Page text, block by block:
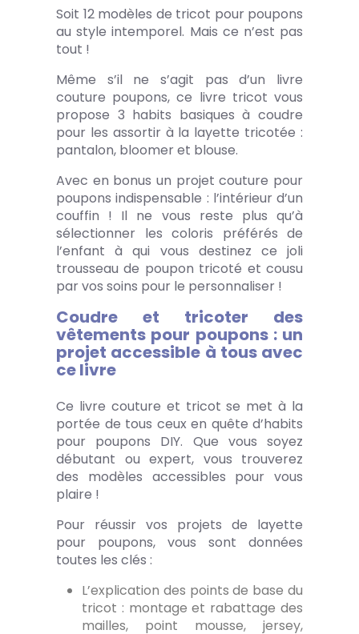
Soit 12 modèles de tricot pour poupons
au style intemporel. Mais ce n’est pas
tout !
Même s’il ne s’agit pas d’un livre
couture poupons, ce livre tricot vous
propose 3 habits basiques à coudre
pour les assortir à la layette tricotée :
pantalon, bloomer et blouse.
Avec en bonus un projet couture pour
poupons indispensable : l’intérieur d’un
couffin ! Il ne vous reste plus qu’à
sélectionner les coloris préférés de
l’enfant à qui vous destinez ce joli
trousseau de poupon tricoté et cousu
par vos soins pour le personnaliser !
Coudre et tricoter des
vêtements pour poupons : un
projet accessible à tous avec
ce livre
Ce livre couture et tricot se met à la
portée de tous ceux en quête d’habits
pour poupons DIY. Que vous soyez
débutant ou expert, vous trouverez
des modèles accessibles pour vous
plaire !
Pour réussir vos projets de layette
pour poupons, vous sont données
toutes les clés :
L’explication des points de base du
tricot : montage et rabattage des
mailles, point mousse, jersey,